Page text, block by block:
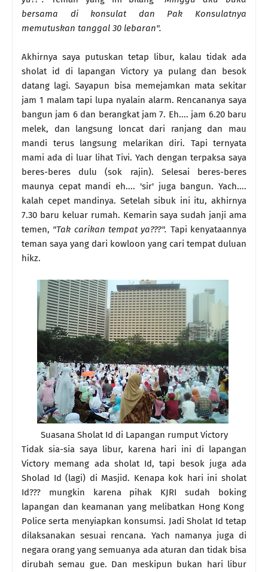
bersama di konsulat dan Pak Konsulatnya
memutuskan tanggal 30 lebaran".
Akhirnya saya putuskan tetap libur, kalau tidak ada
sholat id di lapangan Victory ya pulang dan besok
datang lagi. Sayapun bisa memejamkan mata sekitar
jam 1 malam tapi lupa nyalain alarm. Rencananya saya
bangun jam 6 dan berangkat jam 7. Eh.... jam 6.20 baru
melek, dan langsung loncat dari ranjang dan mau
mandi terus langsung melarikan diri. Tapi ternyata
mami ada di luar lihat Tivi. Yach dengan terpaksa saya
beres-beres dulu (sok rajin). Selesai beres-beres
maunya cepat mandi eh.... 'sir' juga bangun. Yach....
kalah cepet mandinya. Setelah sibuk ini itu, akhirnya
7.30 baru keluar rumah. Kemarin saya sudah janji ama
temen, "Tak carikan tempat ya???". Tapi kenyataannya
teman saya yang dari kowloon yang cari tempat duluan
hikz.
Suasana Sholat Id di Lapangan rumput Victory
Tidak sia-sia saya libur, karena hari ini di lapangan
Victory memang ada sholat Id, tapi besok juga ada
Sholad Id (lagi) di Masjid. Kenapa kok hari ini sholat
Id??? mungkin karena pihak KJRI sudah boking
lapangan dan keamanan yang melibatkan Hong Kong
Police serta menyiapkan konsumsi. Jadi Sholat Id tetap
dilaksanakan sesuai rencana. Yach namanya juga di
negara orang yang semuanya ada aturan dan tidak bisa
dirubah semau gue. Dan meskipun bukan hari libur